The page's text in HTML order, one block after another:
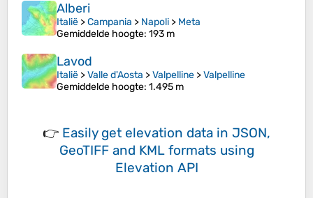
Alberi
Italië >Campania > Napoli > Meta
Gemiddelde hoogte: 193 m
Lavod
Italië >Valle d'Aosta >Valpelline >Valpelline
Gemiddelde hoogte: 1.495 m
👉 Easily get elevation data in JSON,
GeoTIFF and KML formats using
Elevation API